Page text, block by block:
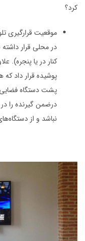
کرد؟
موقعیت قرارگیری
در محلی قرار
کنار در یا پنجره).
پوشیده قرار داد
پشت دستگاه
درضمن گیرنده را
نباشد و از